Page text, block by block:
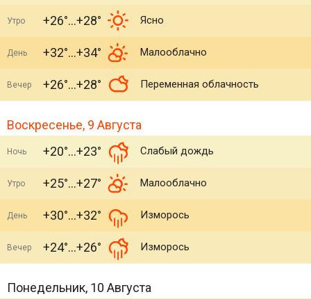
Утро +26° +28° Ясно
День +32° +34° Малооблачно
Вечер +26° +28° Переменная облачность
Воскресенье, 9 Августа
Ночь +20° +23° Слабый дождь
Утро +25° +27° Малооблачно
День +30° +32° Изморось
Вечер +24° +26° Изморось
Понедельник, 10 Августа